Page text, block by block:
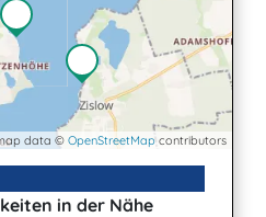
data © OpenStreetMap contributors
in der Nähe